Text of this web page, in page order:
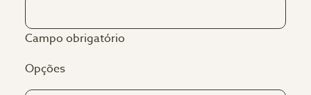
Campo obrigatório
Opções